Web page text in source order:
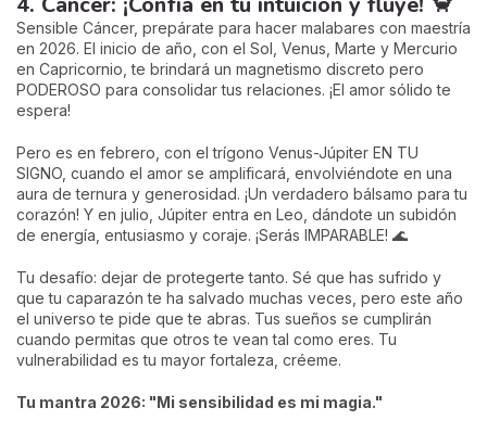
Sensible Cáncer, prepárate para hacer malabares con maestría
en 2026. El inicio de año, con el Sol, Venus, Marte y Mercurio
en Capricornio, te brindará un magnetismo discreto pero
PODEROSO para consolidar tus relaciones. ¡El amor sólido te
espera!
Pero es en febrero, con el trígono Venus-Júpiter EN TU
SIGNO, cuando el amor se amplificará, envolviéndote en una
aura de ternura y generosidad. ¡Un verdadero bálsamo para tu
corazón! Y en julio, Júpiter entra en Leo, dándote un subidón
de energía, entusiasmo y coraje. ¡Serás IMPARABLE! 🌊
Tu desafío: dejar de protegerte tanto. Sé que has sufrido y
que tu caparazón te ha salvado muchas veces, pero este año
el universo te pide que te abras. Tus sueños se cumplirán
cuando permitas que otros te vean tal como eres. Tu
vulnerabilidad es tu mayor fortaleza, créeme.
Tu mantra 2026: "Mi sensibilidad es mi magia."